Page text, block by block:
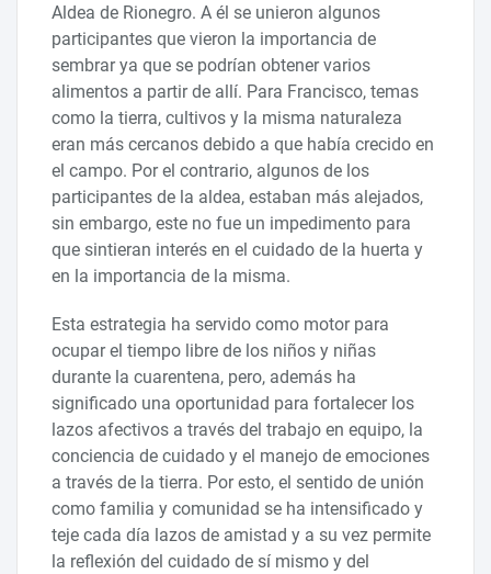
Aldea de Rionegro. A él se unieron algunos
participantes que vieron la importancia de
sembrar ya que se podrían obtener varios
alimentos a partir de allí. Para Francisco, temas
como la tierra, cultivos y la misma naturaleza
eran más cercanos debido a que había crecido en
el campo. Por el contrario, algunos de los
participantes de la aldea, estaban más alejados,
sin embargo, este no fue un impedimento para
que sintieran interés en el cuidado de la huerta y
en la importancia de la misma.
Esta estrategia ha servido como motor para
ocupar el tiempo libre de los niños y niñas
durante la cuarentena, pero, además ha
significado una oportunidad para fortalecer los
lazos afectivos a través del trabajo en equipo, la
conciencia de cuidado y el manejo de emociones
a través de la tierra. Por esto, el sentido de unión
como familia y comunidad se ha intensificado y
teje cada día lazos de amistad y a su vez permite
la reflexión del cuidado de sí mismo y del